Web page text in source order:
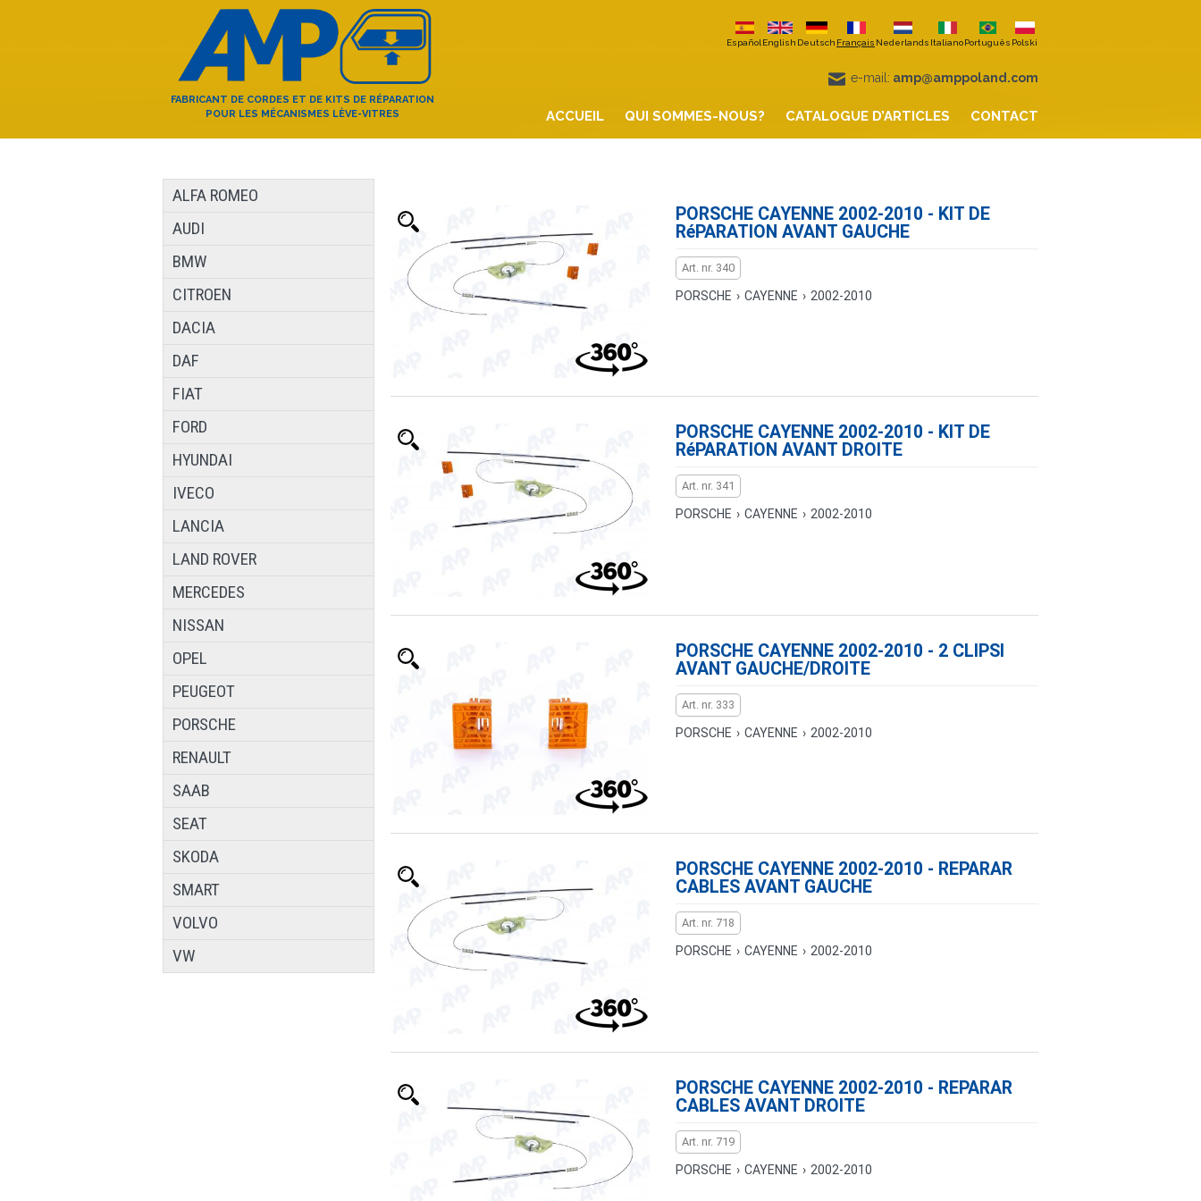
FABRICANT DE CORDES ET DE KITS DE RÉPARATION
POUR LES MÉCANISMES LÈVE-VITRES
Español English Deutsch Français Nederlands ItalianoPortuguês Polski
e-mail: amp@amppoland.com
ACCUEIL QUI SOMMES-NOUS? CATALOGUE D’ARTICLES CONTACT
ALFA ROMEO
AUDI
BMW
CITROEN
DACIA
DAF
FIAT
FORD
HYUNDAI
IVECO
LANCIA
LAND ROVER
MERCEDES
NISSAN
OPEL
PEUGEOT
PORSCHE
RENAULT
SAAB
SEAT
SKODA
SMART
VOLVO
VW
PORSCHE CAYENNE 2002-2010 - KIT DE
RéPARATION AVANT GAUCHE
Art. nr. 340
PORSCHE › CAYENNE › 2002-2010
PORSCHE CAYENNE 2002-2010 - KIT DE
RéPARATION AVANT DROITE
Art. nr. 341
PORSCHE › CAYENNE › 2002-2010
PORSCHE CAYENNE 2002-2010 - 2 CLIPSI
AVANT GAUCHE/DROITE
Art. nr. 333
PORSCHE › CAYENNE › 2002-2010
PORSCHE CAYENNE 2002-2010 - REPARAR
CABLES AVANT GAUCHE
Art. nr. 718
PORSCHE › CAYENNE › 2002-2010
PORSCHE CAYENNE 2002-2010 - REPARAR
CABLES AVANT DROITE
Art. nr. 719
PORSCHE › CAYENNE › 2002-2010